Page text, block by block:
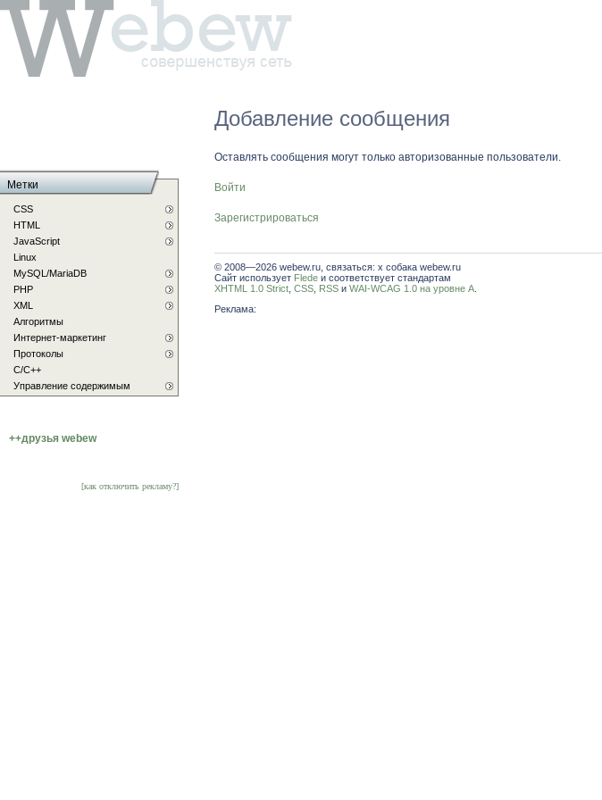
Добавление сообщения
Оставлять сообщения могут только авторизованные пользователи.
Войти
Зарегистрироваться
© 2008—2026 webew.ru, связаться: x собака webew.ru
Сайт использует Flede и соответствует стандартам
XHTML 1.0 Strict CSS RSS и WAI-WCAG 1.0 на уровне A
Реклама:
Метки
CSS
HTML
JavaScript
Linux
MySQL/MariaDB
PHP
XML
Алгоритмы
Интернет-маркетинг
Протоколы
С/C++
Управление содержимым
++друзья webew
[как отключить рекламу?]